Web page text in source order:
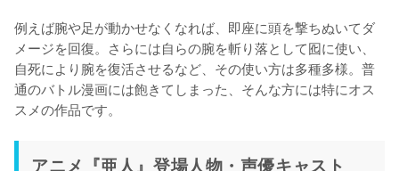
例えば腕や足が動かせなくなれば、即座に頭を撃ちぬいてダ
メージを回復。さらには自らの腕を斬り落として囮に使い、
自死により腕を復活させるなど、その使い方は多種多様。普
通のバトル漫画には飽きてしまった、そんな方には特にオス
スメの作品です。
アニメ『亜人』登場人物・声優キャスト